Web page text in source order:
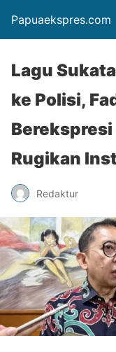
Papuaekspres.com
Lagu
ke Polisi,
Berekspresi
Rugikan
Redaktur